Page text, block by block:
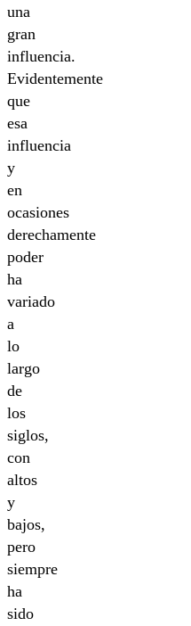
una
gran
influencia.
Evidentemente
que
esa
influencia
y
en
ocasiones
derechamente
poder
ha
variado
a
lo
largo
de
los
siglos,
con
altos
y
bajos,
pero
siempre
ha
sido